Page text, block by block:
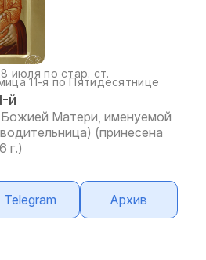
июля по стар. ст.
11-я по Пятидесятнице
й
Матери, именуемой
(принесена
г.)
Telegram Архив